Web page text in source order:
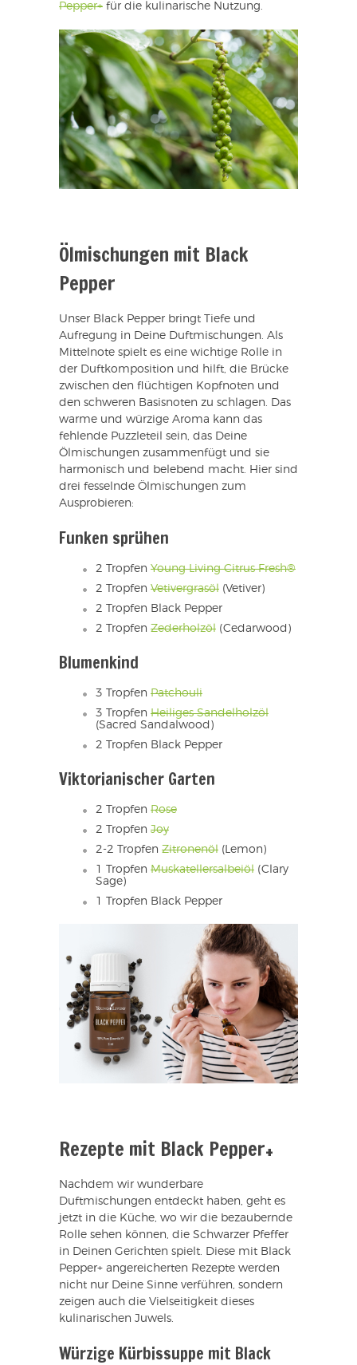
Pepper+ für die kulinarische Nutzung.
Ölmischungen mit Black
Pepper
Unser Black Pepper bringt Tiefe und
Aufregung in Deine Duftmischungen. Als
Mittelnote spielt es eine wichtige Rolle in
der Duftkomposition und hilft, die Brücke
zwischen den flüchtigen Kopfnoten und
den schweren Basisnoten zu schlagen. Das
warme und würzige Aroma kann das
fehlende Puzzleteil sein, das Deine
Ölmischungen zusammenfügt und sie
harmonisch und belebend macht. Hier sind
drei fesselnde Ölmischungen zum
Ausprobieren:
Funken sprühen
2 Tropfen Young Living Citrus Fresh®
2 Tropfen Vetivergrasöl (Vetiver)
2 Tropfen Black Pepper
2 Tropfen Zederholzöl (Cedarwood)
Blumenkind
3 Tropfen Patchouli
3 Tropfen Heiliges Sandelholzöl
(Sacred Sandalwood)
2 Tropfen Black Pepper
Viktorianischer Garten
2 Tropfen Rose
2 Tropfen Joy
2-2 Tropfen Zitronenöl (Lemon)
1 Tropfen Muskatellersalbeiöl (Clary
Sage)
1 Tropfen Black Pepper
Rezepte mit Black Pepper+
Nachdem wir wunderbare
Duftmischungen entdeckt haben, geht es
jetzt in die Küche, wo wir die bezaubernde
Rolle sehen können, die Schwarzer Pfeffer
in Deinen Gerichten spielt. Diese mit Black
Pepper+ angereicherten Rezepte werden
nicht nur Deine Sinne verführen, sondern
zeigen auch die Vielseitigkeit dieses
kulinarischen Juwels.
Würzige Kürbissuppe mit Black